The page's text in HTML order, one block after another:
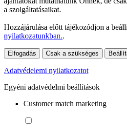
a szolgáltatásaikat.
Hozzájárulása előtt tájékozódjon a
nyilatkozatunkban..
Elfogadás Csak a szükséges
Adatvédelemi nyilatkozatot
Egyéni adatvédelmi beállítások
Customer match marketing